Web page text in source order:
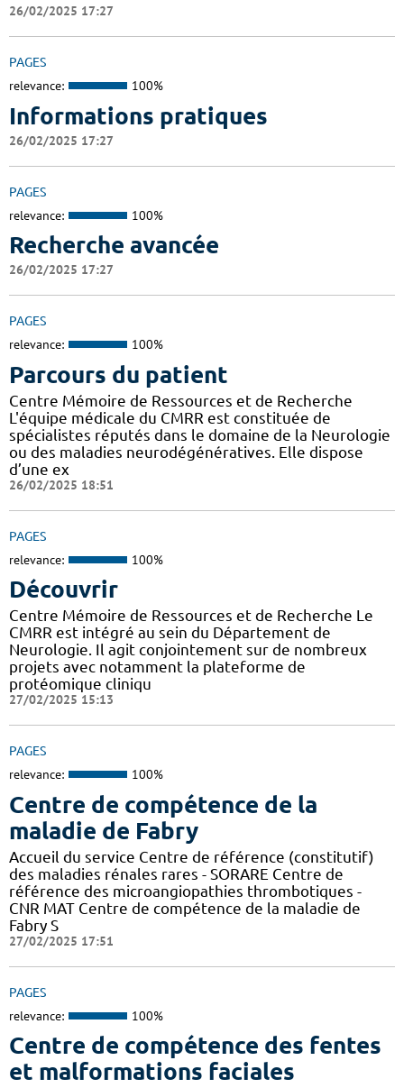
26/02/2025 17:27
PAGES
relevance: 100%
Informations pratiques
26/02/2025 17:27
PAGES
relevance: 100%
Recherche avancée
26/02/2025 17:27
PAGES
relevance: 100%
Parcours du patient
Centre Mémoire de Ressources et de Recherche
L'équipe médicale du CMRR est constituée de
spécialistes réputés dans le domaine de la Neurologie
ou des maladies neurodégénératives. Elle dispose
d’une ex
26/02/2025 18:51
PAGES
relevance: 100%
Découvrir
Centre Mémoire de Ressources et de Recherche Le
CMRR est intégré au sein du Département de
Neurologie. Il agit conjointement sur de nombreux
projets avec notamment la plateforme de
protéomique cliniqu
27/02/2025 15:13
PAGES
relevance: 100%
Centre de compétence de la
maladie de Fabry
Accueil du service Centre de référence (constitutif)
des maladies rénales rares - SORARE Centre de
référence des microangiopathies thrombotiques -
CNR MAT Centre de compétence de la maladie de
Fabry S
27/02/2025 17:51
PAGES
relevance: 100%
Centre de compétence des fentes
et malformations faciales